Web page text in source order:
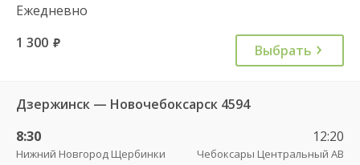
Ежедневно
1 300 руб. Выбрать
Дзержинск — Новочебоксарск 4594
8:30
Нижний Новгород Щербинки
12:20
Чебоксары Центральный АВ